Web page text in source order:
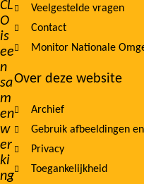
CL
O
is
ee
n
sa
m
en
w
er
ki
ng
Veelgestelde vragen
Contact
Monitor Nationale
Over deze website
Archief
Gebruik afbeeldingen
Privacy
Toegankelijkheid